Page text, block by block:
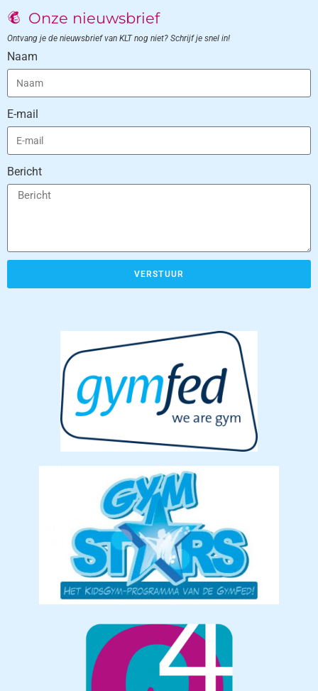
Onze nieuwsbrief
Ontvang je de nieuwsbrief van KLT nog niet? Schrijf je snel in!
Naam
E-mail
Bericht
VERSTUUR